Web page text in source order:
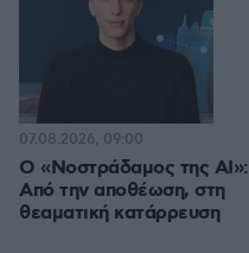
Ο «Νοστράδαμος της AI»:
Από την αποθέωση, στη
θεαματική κατάρρευση
07.08.2026, 09:00